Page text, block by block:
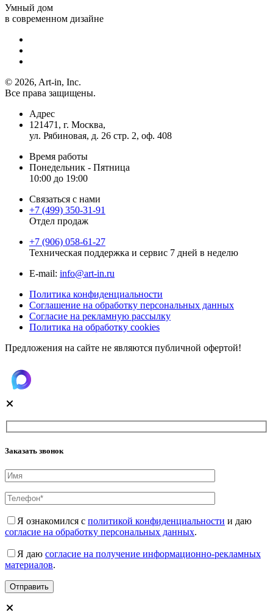
Умный дом
в современном дизайне
© 2026, Art-in, Inc.
Все права защищены.
Адрес
121471, г. Москва,
ул. Рябиновая, д. 26 стр. 2, оф. 408
Время работы
Понедельник - Пятница
10:00 до 19:00
Связаться с нами
+7 (499) 350-31-91
Отдел продаж
+7 (906) 058-61-27
Техническая поддержка и сервис 7 дней в неделю
Е-mail: info@art-in.ru
Политика конфиденциальности
Соглашение на обработку персональных данных
Согласие на рекламную рассылку
Политика на обработку cookies
Предложения на сайте не являются публичной офертой!
Заказать звонок
Я ознакомился с политикой конфиденциальности и даю
согласие на обработку персональных данных.
Я даю согласие на получение информационно-рекламных
материалов.